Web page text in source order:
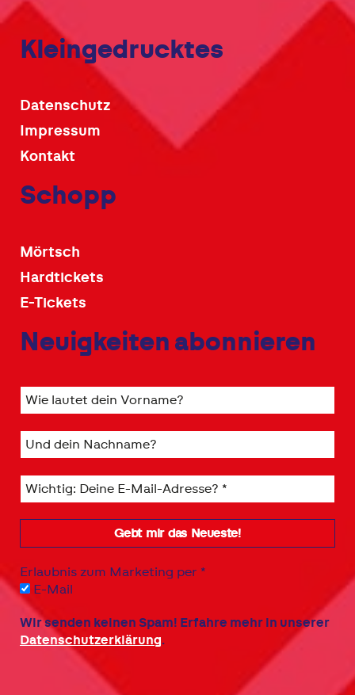
Kleingedrucktes
Datenschutz
Impressum
Kontakt
Schopp
Mörtsch
Hardtickets
E-Tickets
Neuigkeiten abonnieren
Erlaubnis zum Marketing per *
E-Mail
Wir senden keinen Spam! Erfahre mehr in unserer
Datenschutzerklärung.